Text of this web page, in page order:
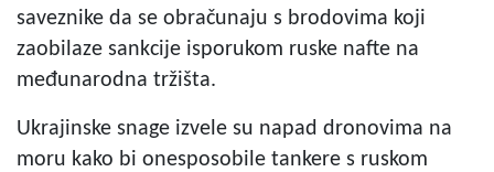
saveznike da se obračunaju s brodovima koji
zaobilaze sankcije isporukom ruske nafte na
međunarodna tržišta.
Ukrajinske snage izvele su napad dronovima na
moru kako bi onesposobile tankere s ruskom